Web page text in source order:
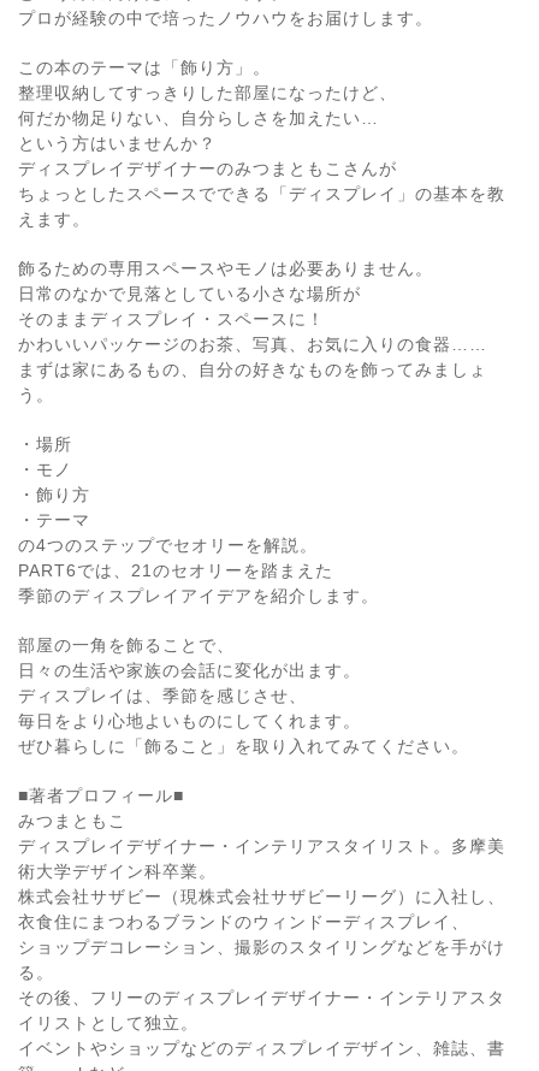
プロが経験の中で培ったノウハウをお届けします。
この本のテーマは「飾り方」。
整理収納してすっきりした部屋になったけど、
何だか物足りない、自分らしさを加えたい…
という方はいませんか？
ディスプレイデザイナーのみつまともこさんが
ちょっとしたスペースでできる「ディスプレイ」の基本を教
えます。
飾るための専用スペースやモノは必要ありません。
日常のなかで見落としている小さな場所が
そのままディスプレイ・スペースに！
かわいいパッケージのお茶、写真、お気に入りの食器……
まずは家にあるもの、自分の好きなものを飾ってみましょ
う。
・場所
・モノ
・飾り方
・テーマ
の4つのステップでセオリーを解説。
PART6では、21のセオリーを踏まえた
季節のディスプレイアイデアを紹介します。
部屋の一角を飾ることで、
日々の生活や家族の会話に変化が出ます。
ディスプレイは、季節を感じさせ、
毎日をより心地よいものにしてくれます。
ぜひ暮らしに「飾ること」を取り入れてみてください。
■著者プロフィール■
みつまともこ
ディスプレイデザイナー・インテリアスタイリスト。多摩美
術大学デザイン科卒業。
株式会社サザビー（現株式会社サザビーリーグ）に入社し、
衣食住にまつわるブランドのウィンドーディスプレイ、
ショップデコレーション、撮影のスタイリングなどを手がけ
る。
その後、フリーのディスプレイデザイナー・インテリアスタ
イリストとして独立。
イベントやショップなどのディスプレイデザイン、雑誌、書